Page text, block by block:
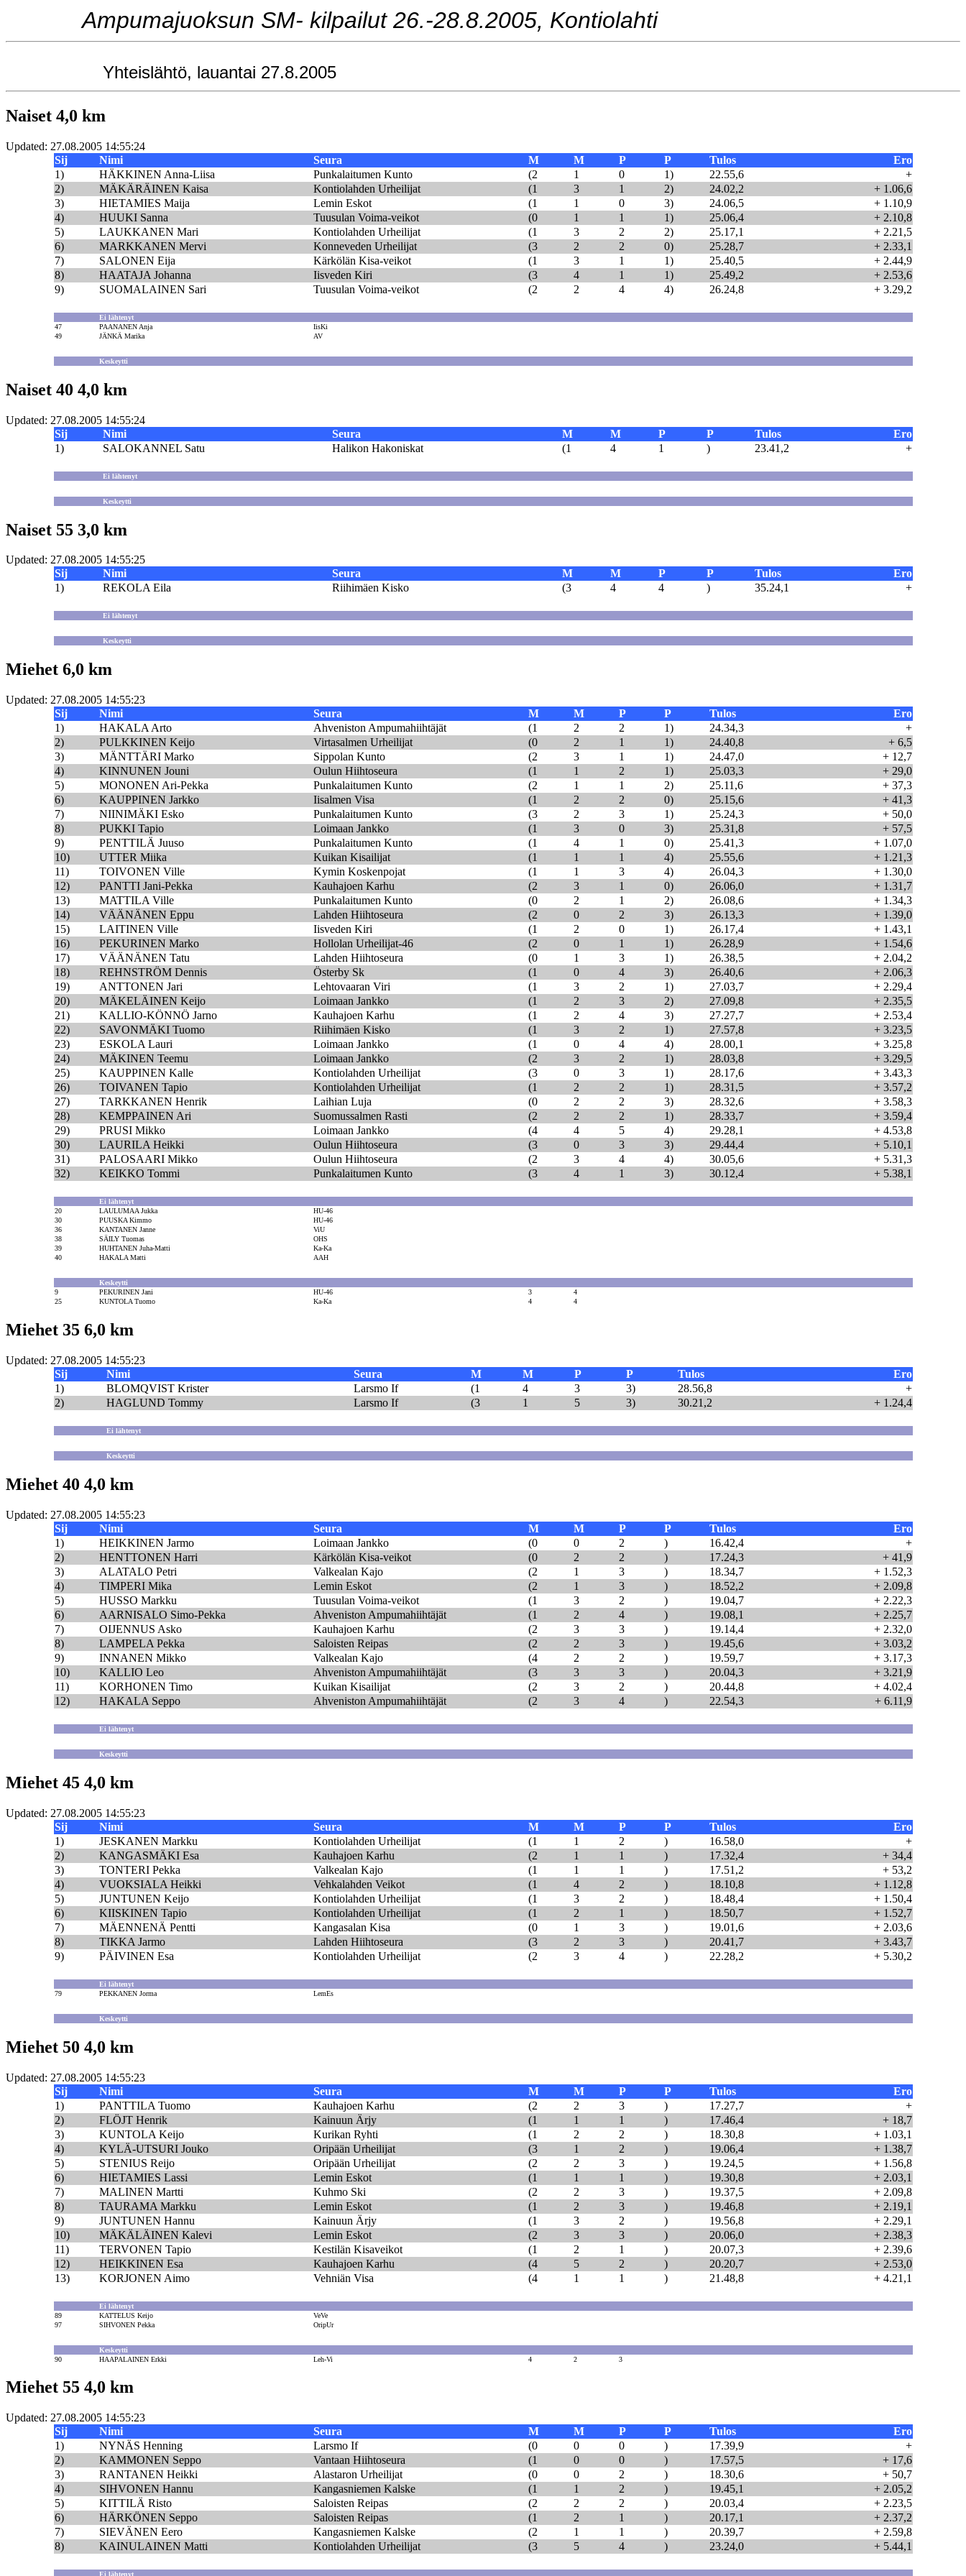
Ampumajuoksun SM- kilpailut 26.-28.8.2005, Kontiolahti
Yhteislähtö, lauantai 27.8.2005
Naiset 4,0 km
Updated: 27.08.2005 14:55:24
Sij
Nimi Seura M M P P Tulos
Ero
1)
HÄKKINEN Anna-Liisa Punkalaitumen Kunto (2 1 0 1) 22.55,6
+
2)
MÄKÄRÄINEN Kaisa Kontiolahden Urheilijat (1 3 1 2) 24.02,2
+ 1.06,6
3)
HIETAMIES Maija Lemin Eskot (1 1 0 3) 24.06,5
+ 1.10,9
4)
HUUKI Sanna Tuusulan Voima-veikot (0 1 1 1) 25.06,4
+ 2.10,8
5)
LAUKKANEN Mari Kontiolahden Urheilijat (1 3 2 2) 25.17,1
+ 2.21,5
6)
MARKKANEN Mervi Konneveden Urheilijat (3 2 2 0) 25.28,7
+ 2.33,1
7)
SALONEN Eija Kärkölän Kisa-veikot (1 3 1 1) 25.40,5
+ 2.44,9
8)
HAATAJA Johanna Iisveden Kiri (3 4 1 1) 25.49,2
+ 2.53,6
9)
SUOMALAINEN Sari Tuusulan Voima-veikot (2 2 4 4) 26.24,8 + 3.29,2
Ei lähtenyt
47
PAANANEN Anja
IisKi
49
JÄNKÄ Marika AV
Keskeytti
Naiset 40 4,0 km
Updated: 27.08.2005 14:55:24
Sij
Nimi Seura M M P P Tulos
Ero
1)
SALOKANNEL Satu Halikon Hakoniskat (1 4 1 ) 23.41,2 +
Ei lähtenyt
Keskeytti
Naiset 55 3,0 km
Updated: 27.08.2005 14:55:25
Sij
Nimi Seura M M P P Tulos
Ero
1)
REKOLA Eila Riihimäen Kisko (3 4 4 ) 35.24,1 +
Ei lähtenyt
Keskeytti
Miehet 6,0 km
Updated: 27.08.2005 14:55:23
Sij
Nimi Seura M M P P Tulos
Ero
1)
HAKALA Arto Ahveniston Ampumahiihtäjät (1 2 2 1) 24.34,3
+
2)
PULKKINEN Keijo Virtasalmen Urheilijat (0 2 1 1) 24.40,8
+ 6,5
3)
MÄNTTÄRI Marko Sippolan Kunto (2 3 1 1) 24.47,0
+ 12,7
4)
KINNUNEN Jouni Oulun Hiihtoseura (1 1 2 1) 25.03,3
+ 29,0
5)
MONONEN Ari-Pekka Punkalaitumen Kunto (2 1 1 2) 25.11,6
+ 37,3
6)
KAUPPINEN Jarkko Iisalmen Visa (1 2 2 0) 25.15,6
+ 41,3
7)
NIINIMÄKI Esko Punkalaitumen Kunto (3 2 3 1) 25.24,3
+ 50,0
8)
PUKKI Tapio Loimaan Jankko (1 3 0 3) 25.31,8
+ 57,5
9)
PENTTILÄ Juuso Punkalaitumen Kunto (1 4 1 0) 25.41,3
+ 1.07,0
10)
UTTER Miika Kuikan Kisailijat (1 1 1 4) 25.55,6
+ 1.21,3
11)
TOIVONEN Ville Kymin Koskenpojat (1 1 3 4) 26.04,3
+ 1.30,0
12)
PANTTI Jani-Pekka Kauhajoen Karhu (2 3 1 0) 26.06,0
+ 1.31,7
13)
MATTILA Ville Punkalaitumen Kunto (0 2 1 2) 26.08,6
+ 1.34,3
14)
VÄÄNÄNEN Eppu Lahden Hiihtoseura (2 0 2 3) 26.13,3
+ 1.39,0
15)
LAITINEN Ville Iisveden Kiri (1 2 0 1) 26.17,4
+ 1.43,1
16)
PEKURINEN Marko Hollolan Urheilijat-46 (2 0 1 1) 26.28,9
+ 1.54,6
17)
VÄÄNÄNEN Tatu Lahden Hiihtoseura (0 1 3 1) 26.38,5
+ 2.04,2
18)
REHNSTRÖM Dennis Österby Sk (1 0 4 3) 26.40,6
+ 2.06,3
19)
ANTTONEN Jari Lehtovaaran Viri (1 3 2 1) 27.03,7
+ 2.29,4
20)
MÄKELÄINEN Keijo Loimaan Jankko (1 2 3 2) 27.09,8
+ 2.35,5
21)
KALLIO-KÖNNÖ Jarno Kauhajoen Karhu (1 2 4 3) 27.27,7
+ 2.53,4
22)
SAVONMÄKI Tuomo Riihimäen Kisko (1 3 2 1) 27.57,8
+ 3.23,5
23)
ESKOLA Lauri Loimaan Jankko (1 0 4 4) 28.00,1
+ 3.25,8
24)
MÄKINEN Teemu Loimaan Jankko (2 3 2 1) 28.03,8
+ 3.29,5
25)
KAUPPINEN Kalle Kontiolahden Urheilijat (3 0 3 1) 28.17,6
+ 3.43,3
26)
TOIVANEN Tapio Kontiolahden Urheilijat (1 2 2 1) 28.31,5
+ 3.57,2
27)
TARKKANEN Henrik Laihian Luja (0 2 2 3) 28.32,6
+ 3.58,3
28)
KEMPPAINEN Ari Suomussalmen Rasti (2 2 2 1) 28.33,7
+ 3.59,4
29)
PRUSI Mikko Loimaan Jankko (4 4 5 4) 29.28,1
+ 4.53,8
30)
LAURILA Heikki Oulun Hiihtoseura (3 0 3 3) 29.44,4
+ 5.10,1
31)
PALOSAARI Mikko Oulun Hiihtoseura (2 3 4 4) 30.05,6
+ 5.31,3
32)
KEIKKO Tommi Punkalaitumen Kunto (3 4 1 3) 30.12,4 + 5.38,1
Ei lähtenyt
20
LAULUMAA Jukka
HU-46
30
PUUSKA Kimmo
HU-46
36
KANTANEN Janne
ViU
38
SÄILY Tuomas
OHS
39
HUHTANEN Juha-Matti
Ka-Ka
40
HAKALA Matti AAH
Keskeytti
9
PEKURINEN Jani HU-46 3
4
25
KUNTOLA Tuomo Ka-Ka 4 4
Miehet 35 6,0 km
Updated: 27.08.2005 14:55:23
Sij
Nimi Seura M M P P Tulos
Ero
1)
BLOMQVIST Krister Larsmo If (1 4 3 3) 28.56,8
+
2)
HAGLUND Tommy Larsmo If (3 1 5 3) 30.21,2 + 1.24,4
Ei lähtenyt
Keskeytti
Miehet 40 4,0 km
Updated: 27.08.2005 14:55:23
Sij
Nimi Seura M M P P Tulos
Ero
1)
HEIKKINEN Jarmo Loimaan Jankko (0 0 2 ) 16.42,4
+
2)
HENTTONEN Harri Kärkölän Kisa-veikot (0 2 2 ) 17.24,3
+ 41,9
3)
ALATALO Petri Valkealan Kajo (2 1 3 ) 18.34,7
+ 1.52,3
4)
TIMPERI Mika Lemin Eskot (2 1 3 ) 18.52,2
+ 2.09,8
5)
HUSSO Markku Tuusulan Voima-veikot (1 3 2 ) 19.04,7
+ 2.22,3
6)
AARNISALO Simo-Pekka Ahveniston Ampumahiihtäjät (1 2 4 ) 19.08,1
+ 2.25,7
7)
OIJENNUS Asko Kauhajoen Karhu (2 3 3 ) 19.14,4
+ 2.32,0
8)
LAMPELA Pekka Saloisten Reipas (2 2 3 ) 19.45,6
+ 3.03,2
9)
INNANEN Mikko Valkealan Kajo (4 2 2 ) 19.59,7
+ 3.17,3
10)
KALLIO Leo Ahveniston Ampumahiihtäjät (3 3 3 ) 20.04,3
+ 3.21,9
11)
KORHONEN Timo Kuikan Kisailijat (2 3 2 ) 20.44,8
+ 4.02,4
12)
HAKALA Seppo Ahveniston Ampumahiihtäjät (2 3 4 ) 22.54,3 + 6.11,9
Ei lähtenyt
Keskeytti
Miehet 45 4,0 km
Updated: 27.08.2005 14:55:23
Sij
Nimi Seura M M P P Tulos
Ero
1)
JESKANEN Markku Kontiolahden Urheilijat (1 1 2 ) 16.58,0
+
2)
KANGASMÄKI Esa Kauhajoen Karhu (2 1 1 ) 17.32,4
+ 34,4
3)
TONTERI Pekka Valkealan Kajo (1 1 1 ) 17.51,2
+ 53,2
4)
VUOKSIALA Heikki Vehkalahden Veikot (1 4 2 ) 18.10,8
+ 1.12,8
5)
JUNTUNEN Keijo Kontiolahden Urheilijat (1 3 2 ) 18.48,4
+ 1.50,4
6)
KIISKINEN Tapio Kontiolahden Urheilijat (1 2 1 ) 18.50,7
+ 1.52,7
7)
MÄENNENÄ Pentti Kangasalan Kisa (0 1 3 ) 19.01,6
+ 2.03,6
8)
TIKKA Jarmo Lahden Hiihtoseura (3 2 3 ) 20.41,7
+ 3.43,7
9)
PÄIVINEN Esa Kontiolahden Urheilijat (2 3 4 ) 22.28,2 + 5.30,2
Ei lähtenyt
79
PEKKANEN Jorma LemEs
Keskeytti
Miehet 50 4,0 km
Updated: 27.08.2005 14:55:23
Sij
Nimi Seura M M P P Tulos
Ero
1)
PANTTILA Tuomo Kauhajoen Karhu (2 2 3 ) 17.27,7
+
2)
FLÖJT Henrik Kainuun Ärjy (1 1 1 ) 17.46,4
+ 18,7
3)
KUNTOLA Keijo Kurikan Ryhti (1 2 2 ) 18.30,8
+ 1.03,1
4)
KYLÄ-UTSURI Jouko Oripään Urheilijat (3 1 2 ) 19.06,4
+ 1.38,7
5)
STENIUS Reijo Oripään Urheilijat (2 2 3 ) 19.24,5
+ 1.56,8
6)
HIETAMIES Lassi Lemin Eskot (1 1 1 ) 19.30,8
+ 2.03,1
7)
MALINEN Martti Kuhmo Ski (2 2 3 ) 19.37,5
+ 2.09,8
8)
TAURAMA Markku Lemin Eskot (1 2 3 ) 19.46,8
+ 2.19,1
9)
JUNTUNEN Hannu Kainuun Ärjy (1 3 2 ) 19.56,8
+ 2.29,1
10)
MÄKÄLÄINEN Kalevi Lemin Eskot (2 3 3 ) 20.06,0
+ 2.38,3
11)
TERVONEN Tapio Kestilän Kisaveikot (1 2 1 ) 20.07,3
+ 2.39,6
12)
HEIKKINEN Esa Kauhajoen Karhu (4 5 2 ) 20.20,7
+ 2.53,0
13)
KORJONEN Aimo Vehniän Visa (4 1 1 ) 21.48,8 + 4.21,1
Ei lähtenyt
89
KATTELUS Keijo
VeVe
97
SIHVONEN Pekka OripUr
Keskeytti
90
HAAPALAINEN Erkki Leh-Vi 4 2 3
Miehet 55 4,0 km
Updated: 27.08.2005 14:55:23
Sij
Nimi Seura M M P P Tulos
Ero
1)
NYNÄS Henning Larsmo If (0 0 0 ) 17.39,9
+
2)
KAMMONEN Seppo Vantaan Hiihtoseura (1 0 0 ) 17.57,5
+ 17,6
3)
RANTANEN Heikki Alastaron Urheilijat (0 0 2 ) 18.30,6
+ 50,7
4)
SIHVONEN Hannu Kangasniemen Kalske (1 1 2 ) 19.45,1
+ 2.05,2
5)
KITTILÄ Risto Saloisten Reipas (2 2 2 ) 20.03,4
+ 2.23,5
6)
HÄRKÖNEN Seppo Saloisten Reipas (1 2 1 ) 20.17,1
+ 2.37,2
7)
SIEVÄNEN Eero Kangasniemen Kalske (2 1 1 ) 20.39,7
+ 2.59,8
8)
KAINULAINEN Matti Kontiolahden Urheilijat (3 5 4 ) 23.24,0 + 5.44,1